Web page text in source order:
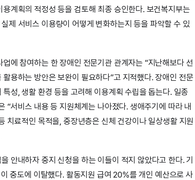
계획의 적정성 등을 검토해 최종 승인한다. 보건복지부는
제 서비스 이용량이 어떻게 변화하는지 등을 파악할 수 있
에 참여하는 한 장애인 전문기관 관계자는 “지난해보다 선
용하는 방안은 보완이 필요하다”고 지적했다. 장애인 전문
성, 생활 환경 등을 고려해 이용계획 수립을 돕는다. 일종
“서비스 내용 등 지원체계는 나아졌다. 생애주기에 따라 내
치료적인 목적을, 중장년층은 신체 건강이나 일상생활 지원
안내하자 중지 신청을 하는 이들이 적지 않았다고 한다. 기
중도에 이탈했다. 활동지원 급여 20%를 개인 예산으로 사